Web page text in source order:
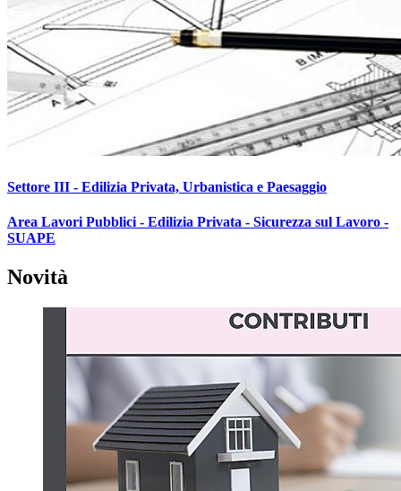
Settore III - Edilizia Privata, Urbanistica e Paesaggio
Area Lavori Pubblici - Edilizia Privata - Sicurezza sul Lavoro -
SUAPE
Novità